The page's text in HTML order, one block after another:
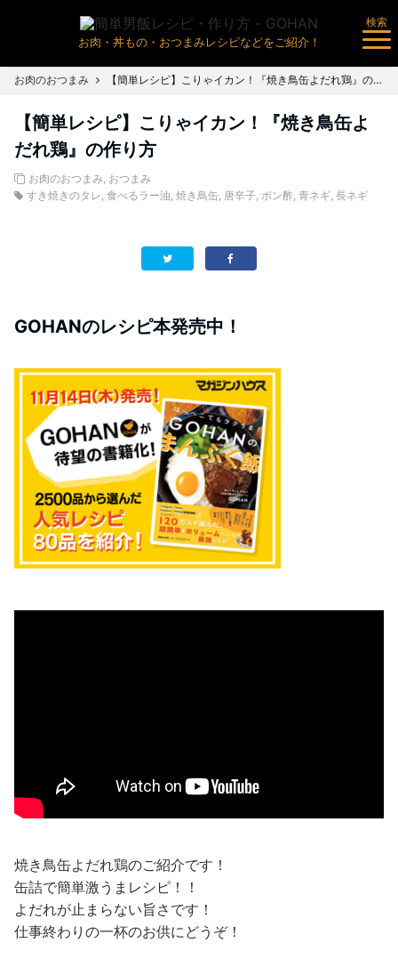
お肉・丼もの・おつまみレシピなどをご紹介！
検索
お肉のおつまみ 【簡単レシピ】こりゃイカン！『焼き鳥缶よだれ鶏』の作り方
【簡単レシピ】こりゃイカン！『焼き鳥缶よ
だれ鶏』の作り方
お肉のおつまみ, おつまみ
すき焼きのタレ, 食べるラー油, 焼き鳥缶, 唐辛子, ポン酢, 青ネギ, 長ネギ
GOHANのレシピ本発売中！
焼き鳥缶よだれ鶏のご紹介です！
缶詰で簡単激うまレシピ！！
よだれが止まらない旨さです！
仕事終わりの一杯のお供にどうぞ！